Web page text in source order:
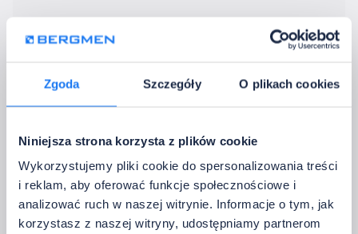
Zgoda Szczegóły O plikach cookies
Niniejsza strona korzysta z plików cookie
Wykorzystujemy pliki cookie do spersonalizowania treści
i reklam, aby oferować funkcje społecznościowe i
analizować ruch w naszej witrynie. Informacje o tym, jak
korzystasz z naszej witryny, udostępniamy partnerom
Contrôlez les appareils à distance - rapidement et confortablement
FUT007
→   Mode d'emploi
• IP:
20
• Tension :
3 V (2 x AAA)
• Dimensions [LxDxH]:
50 x 21 x 110,5 mm
• Pilotage:
RF (2400-2483,5 MHz)